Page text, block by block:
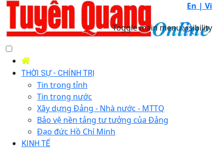
En | Vi
Toggle main menu visibility
THỜI SỰ - CHÍNH TRỊ
Tin trong tỉnh
Tin trong nước
Xây dựng Đảng - Nhà nước - MTTQ
Bảo vệ nền tảng tư tưởng của Đảng
Đạo đức Hồ Chí Minh
KINH TẾ